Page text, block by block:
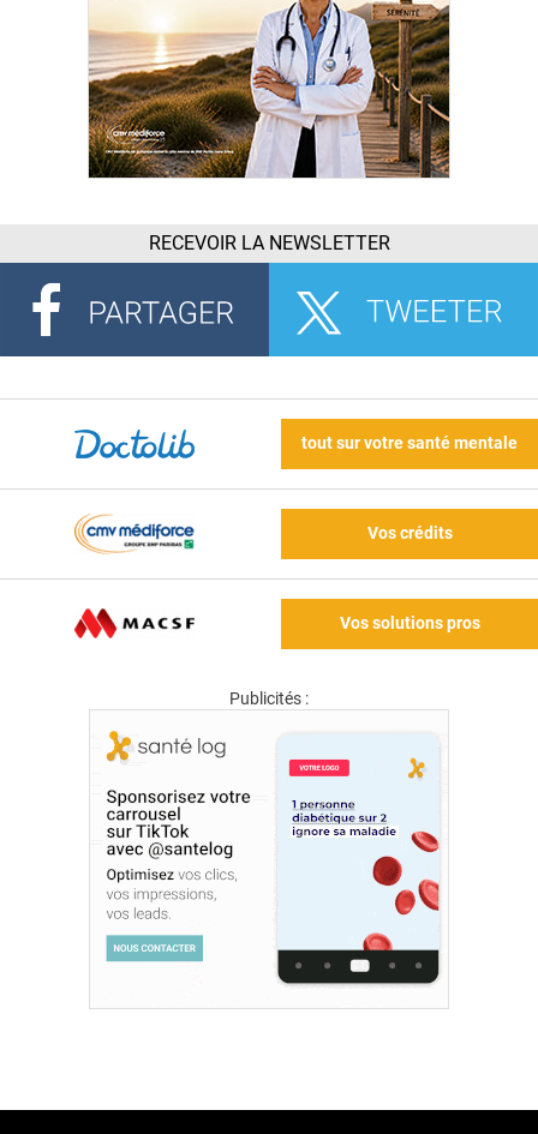
RECEVOIR LA NEWSLETTER
tout sur votre santé mentale
Vos crédits
Vos solutions pros
Publicités :